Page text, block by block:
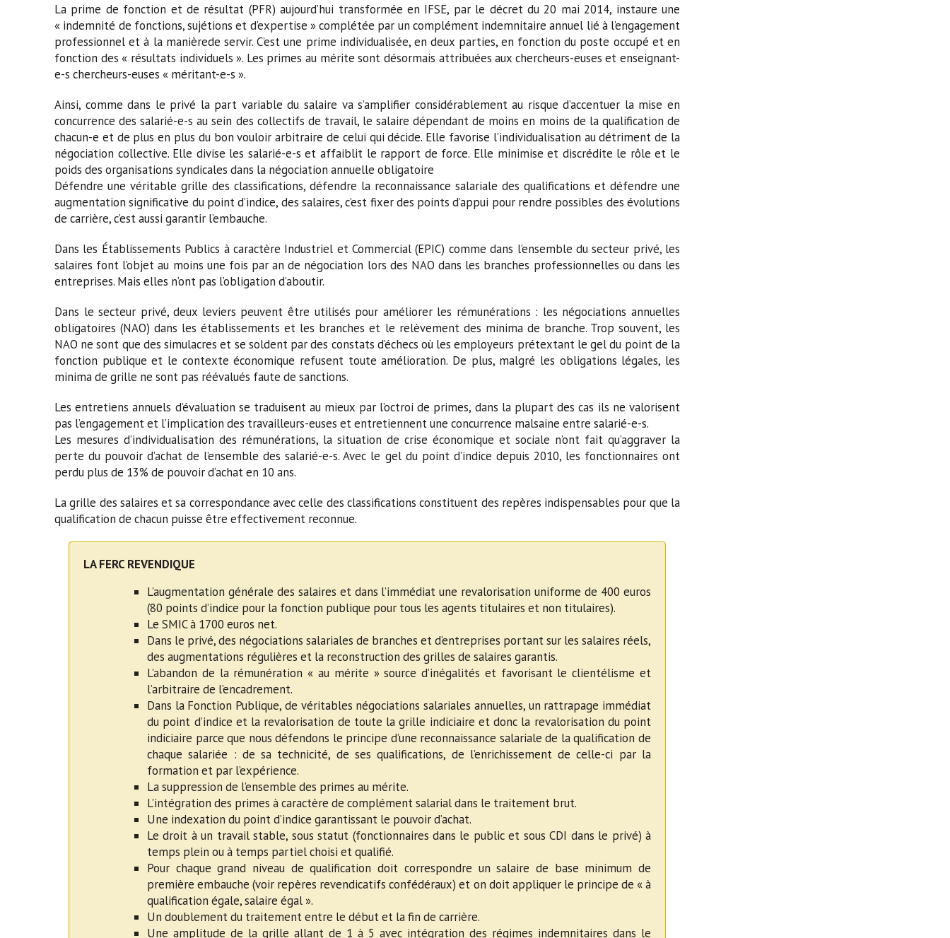
La prime de fonction et de résultat (PFR) aujourd’hui transformée en IFSE, par le décret du 20 mai 2014, instaure une
« indemnité de fonctions, sujétions et d’expertise » complétée par un complément indemnitaire annuel lié à l’engagement
professionnel et à la manièrede servir. C’est une prime individualisée, en deux parties, en fonction du poste occupé et en
fonction des « résultats individuels ». Les primes au mérite sont désormais attribuées aux chercheurs-euses et enseignant-
e-s chercheurs-euses « méritant-e-s ».
Ainsi, comme dans le privé la part variable du salaire va s’amplifier considérablement au risque d’accentuer la mise en
concurrence des salarié-e-s au sein des collectifs de travail, le salaire dépendant de moins en moins de la qualification de
chacun-e et de plus en plus du bon vouloir arbitraire de celui qui décide. Elle favorise l’individualisation au détriment de la
négociation collective. Elle divise les salarié-e-s et affaiblit le rapport de force. Elle minimise et discrédite le rôle et le
poids des organisations syndicales dans la négociation annuelle obligatoire
Défendre une véritable grille des classifications, défendre la reconnaissance salariale des qualifications et défendre une
augmentation significative du point d’indice, des salaires, c’est fixer des points d’appui pour rendre possibles des évolutions
de carrière, c’est aussi garantir l’embauche.
Dans les Établissements Publics à caractère Industriel et Commercial (EPIC) comme dans l’ensemble du secteur privé, les
salaires font l’objet au moins une fois par an de négociation lors des NAO dans les branches professionnelles ou dans les
entreprises. Mais elles n’ont pas l’obligation d’aboutir.
Dans le secteur privé, deux leviers peuvent être utilisés pour améliorer les rémunérations : les négociations annuelles
obligatoires (NAO) dans les établissements et les branches et le relèvement des minima de branche. Trop souvent, les
NAO ne sont que des simulacres et se soldent par des constats d’échecs où les employeurs prétextant le gel du point de la
fonction publique et le contexte économique refusent toute amélioration. De plus, malgré les obligations légales, les
minima de grille ne sont pas réévalués faute de sanctions.
Les entretiens annuels d’évaluation se traduisent au mieux par l’octroi de primes, dans la plupart des cas ils ne valorisent
pas l’engagement et l’implication des travailleurs-euses et entretiennent une concurrence malsaine entre salarié-e-s.
Les mesures d’individualisation des rémunérations, la situation de crise économique et sociale n’ont fait qu’aggraver la
perte du pouvoir d’achat de l’ensemble des salarié-e-s. Avec le gel du point d’indice depuis 2010, les fonctionnaires ont
perdu plus de 13% de pouvoir d’achat en 10 ans.
La grille des salaires et sa correspondance avec celle des classifications constituent des repères indispensables pour que la
qualification de chacun puisse être effectivement reconnue.
LA FERC REVENDIQUE
L’augmentation générale des salaires et dans l’immédiat une revalorisation uniforme de 400 euros
(80 points d’indice pour la fonction publique pour tous les agents titulaires et non titulaires).
Le SMIC à 1700 euros net.
Dans le privé, des négociations salariales de branches et d’entreprises portant sur les salaires réels,
des augmentations régulières et la reconstruction des grilles de salaires garantis.
L’abandon de la rémunération « au mérite » source d’inégalités et favorisant le clientélisme et
l’arbitraire de l’encadrement.
Dans la Fonction Publique, de véritables négociations salariales annuelles, un rattrapage immédiat
du point d’indice et la revalorisation de toute la grille indiciaire et donc la revalorisation du point
indiciaire parce que nous défendons le principe d’une reconnaissance salariale de la qualification de
chaque salariée : de sa technicité, de ses qualifications, de l’enrichissement de celle-ci par la
formation et par l’expérience.
La suppression de l’ensemble des primes au mérite.
L’intégration des primes à caractère de complément salarial dans le traitement brut.
Une indexation du point d’indice garantissant le pouvoir d’achat.
Le droit à un travail stable, sous statut (fonctionnaires dans le public et sous CDI dans le privé) à
temps plein ou à temps partiel choisi et qualifié.
Pour chaque grand niveau de qualification doit correspondre un salaire de base minimum de
première embauche (voir repères revendicatifs confédéraux) et on doit appliquer le principe de « à
qualification égale, salaire égal ».
Un doublement du traitement entre le début et la fin de carrière.
Une amplitude de la grille allant de 1 à 5 avec intégration des régimes indemnitaires dans le